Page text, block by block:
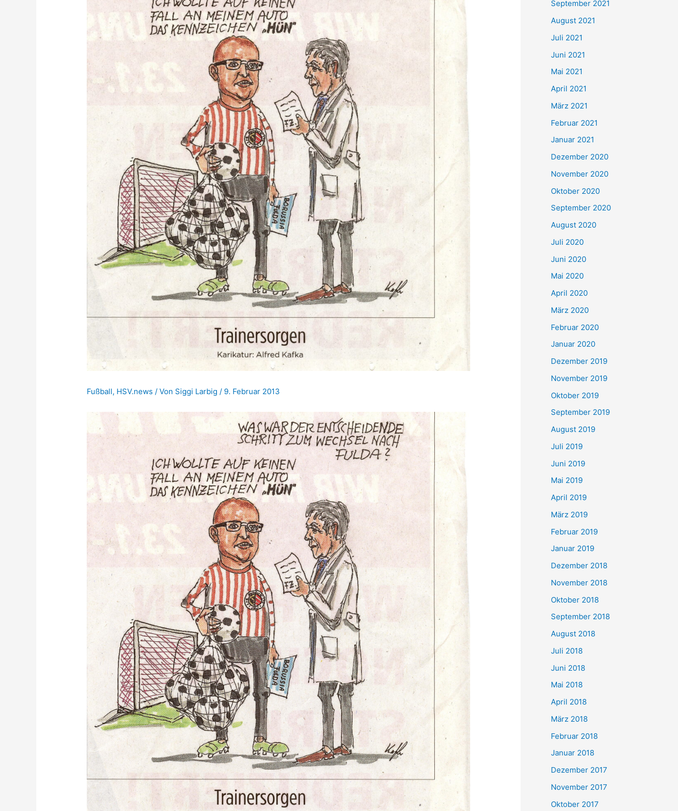
Fußball, HSV.news / Von Siggi Larbig / 9. Februar 2013
h
:
September 2021
August 2021
Juli 2021
Juni 2021
Mai 2021
April 2021
März 2021
Februar 2021
Januar 2021
Dezember 2020
November 2020
Oktober 2020
September 2020
August 2020
Juli 2020
Juni 2020
Mai 2020
April 2020
März 2020
Februar 2020
Januar 2020
Dezember 2019
November 2019
Oktober 2019
September 2019
August 2019
Juli 2019
Juni 2019
Mai 2019
April 2019
März 2019
Februar 2019
Januar 2019
Dezember 2018
November 2018
Oktober 2018
September 2018
August 2018
Juli 2018
Juni 2018
Mai 2018
April 2018
März 2018
Februar 2018
Januar 2018
Dezember 2017
November 2017
Oktober 2017